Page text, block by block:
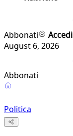
Abbonati
Accedi
August 6, 2026
Abbonati
Politica